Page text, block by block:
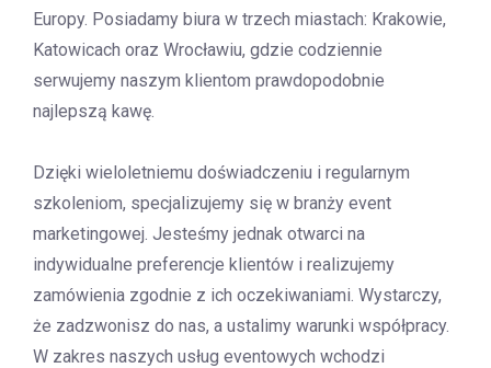
Europy. Posiadamy biura w trzech miastach: Krakowie,
Katowicach oraz Wrocławiu, gdzie codziennie
serwujemy naszym klientom prawdopodobnie
najlepszą kawę.
Dzięki wieloletniemu doświadczeniu i regularnym
szkoleniom, specjalizujemy się w branży event
marketingowej. Jesteśmy jednak otwarci na
indywidualne preferencje klientów i realizujemy
zamówienia zgodnie z ich oczekiwaniami. Wystarczy,
że zadzwonisz do nas, a ustalimy warunki współpracy.
W zakres naszych usług eventowych wchodzi